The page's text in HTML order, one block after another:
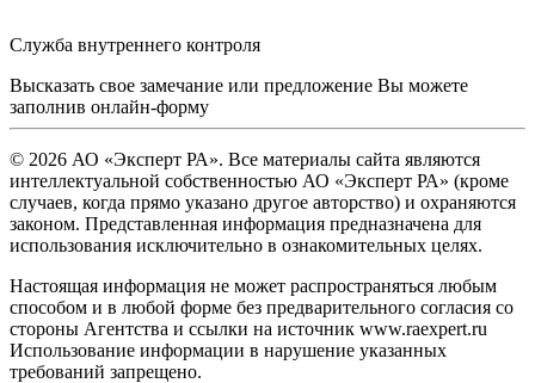
Служба внутреннего контроля
Высказать свое замечание или предложение Вы можете
заполнив онлайн-форму
© 2026 АО «Эксперт РА». Все материалы сайта являются
интеллектуальной собственностью АО «Эксперт РА» (кроме
случаев, когда прямо указано другое авторство) и охраняются
законом. Представленная информация предназначена для
использования исключительно в ознакомительных целях.
Настоящая информация не может распространяться любым
способом и в любой форме без предварительного согласия со
стороны Агентства и ссылки на источник www.raexpert.ru
Использование информации в нарушение указанных
требований запрещено.